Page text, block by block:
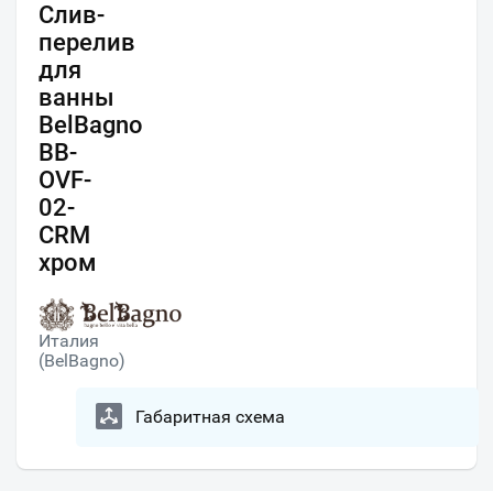
Слив-
перелив
для
ванны
BelBagno
BB-
OVF-
02-
CRM
хром
Италия
(BelBagno)
Габаритная схема